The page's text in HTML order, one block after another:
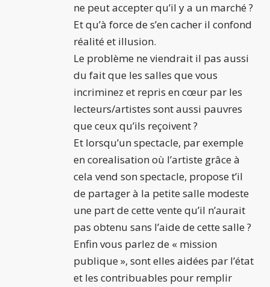
ne peut accepter qu’il y a un marché ?
Et qu’à force de s’en cacher il confond
réalité et illusion.
Le problème ne viendrait il pas aussi
du fait que les salles que vous
incriminez et repris en cœur par les
lecteurs/artistes sont aussi pauvres
que ceux qu’ils reçoivent ?
Et lorsqu’un spectacle, par exemple
en corealisation où l’artiste grâce à
cela vend son spectacle, propose t’il
de partager à la petite salle modeste
une part de cette vente qu’il n’aurait
pas obtenu sans l’aide de cette salle ?
Enfin vous parlez de « mission
publique », sont elles aidées par l’état
et les contribuables pour remplir